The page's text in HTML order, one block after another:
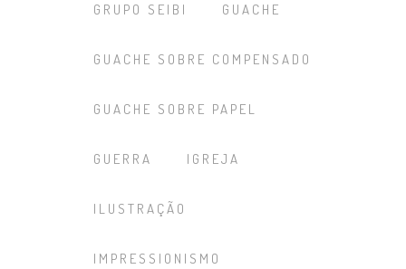
GRUPO SEIBI GUACHE
GUACHE SOBRE COMPENSADO
GUACHE SOBRE PAPEL
GUERRA IGREJA
ILUSTRAÇÃO
IMPRESSIONISMO